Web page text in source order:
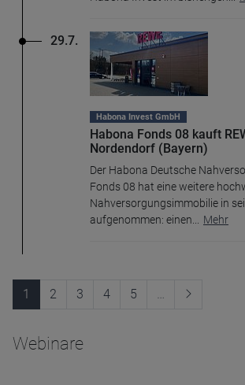
29.7.
Habona Invest GmbH
Habona Fonds 08 kauft
Nordendorf (Bayern)
Der Habona Deutsche
Fonds 08 hat eine weitere
Nahversorgungsimmobilie in
aufgenommen: einen
Mehr
1 2 3 4 5
Webinare